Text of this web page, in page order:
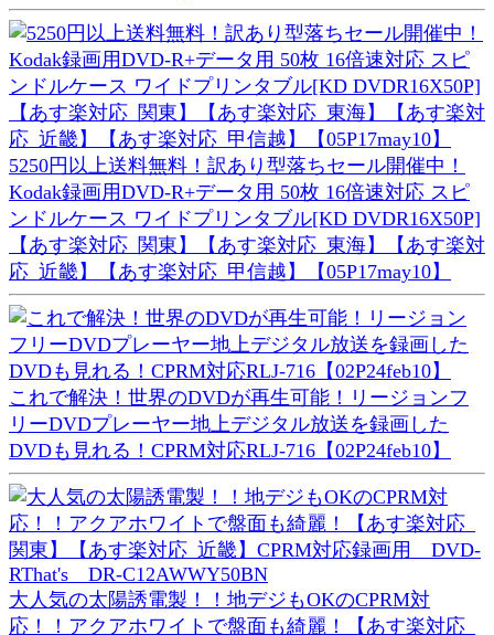
5250円以上送料無料！訳あり型落ちセール開催中！
Kodak録画用DVD-R+データ用 50枚 16倍速対応 スピ
ンドルケース ワイドプリンタブル[KD DVDR16X50P]
【あす楽対応_関東】【あす楽対応_東海】【あす楽対
応_近畿】【あす楽対応_甲信越】【05P17may10】
これで解決！世界のDVDが再生可能！リージョンフ
リーDVDプレーヤー地上デジタル放送を録画した
DVDも見れる！CPRM対応RLJ-716【02P24feb10】
大人気の太陽誘電製！！地デジもOKのCPRM対
応！！アクアホワイトで盤面も綺麗！【あす楽対応_